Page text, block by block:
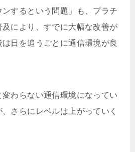
するという問題」も、プラチ
により、すでに大幅な改善が
日を追うごとに通信環境が良
わらない通信環境になってい
さらにレベルは上がっていく